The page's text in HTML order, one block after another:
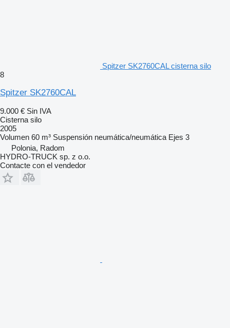
Spitzer SK2760CAL cisterna silo
8
Spitzer SK2760CAL
9.000 € Sin IVA
Cisterna silo
2005
Volumen 60 m³ Suspensión neumática/neumática Ejes 3
Polonia, Radom
HYDRO-TRUCK sp. z o.o.
Contacte con el vendedor